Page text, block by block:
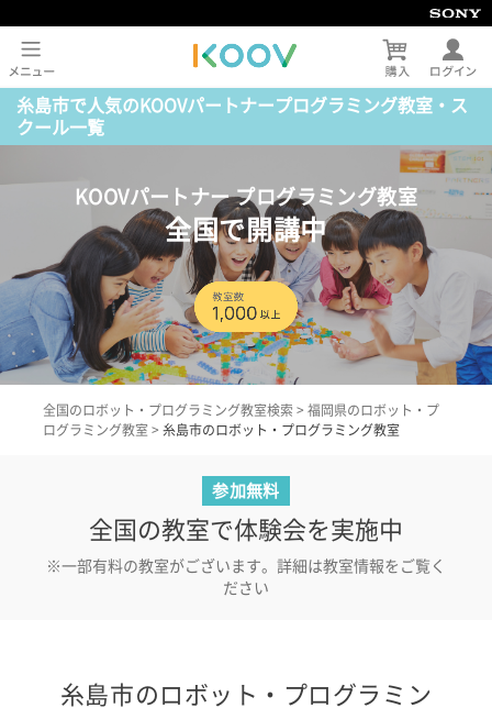
糸島市で人気のKOOVパートナープログラミング教室・ス
クール一覧
KOOVパートナー プログラミング教室
全国で開講中
全国のロボット・プログラミング教室検索 > 福岡県のロボット・プ
ログラミング教室 > 糸島市のロボット・プログラミング教室
参加無料
全国の教室で体験会を実施中
※一部有料の教室がございます。詳細は教室情報をご覧く
ださい
糸島市のロボット・プログラミン